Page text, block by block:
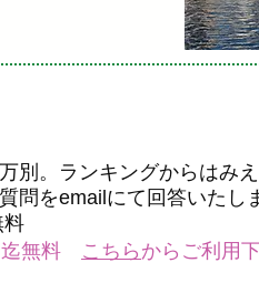
別。ランキングからはみ
問をemailにて回答いた
無料
迄無料 こちら からご利